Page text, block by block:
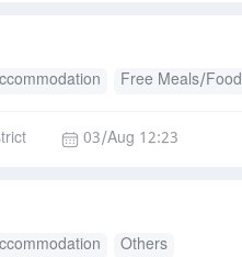
Free Meals/Food
03/Aug 12:23
Others